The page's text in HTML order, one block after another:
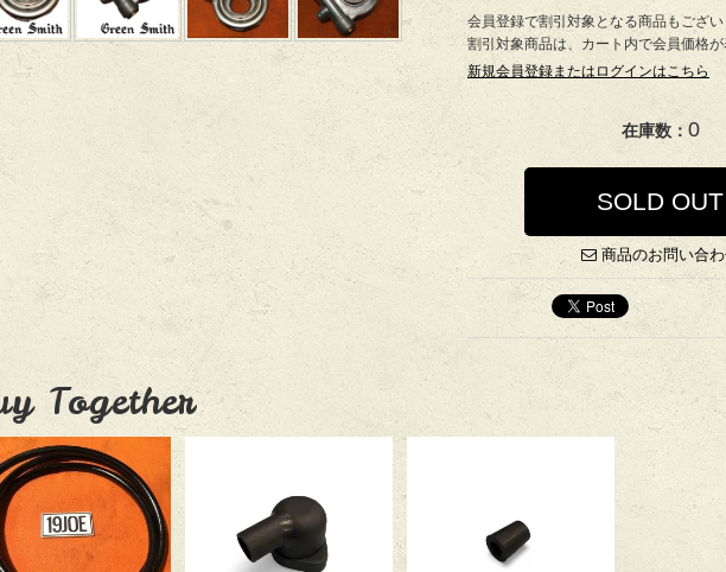
会員登録で割引対象となる商品もござ
割引対象商品は、カート内で会員価格が
新規会員登録またはログインはこちら
在庫数：0
SOLD OUT
商品のお問い合
Together